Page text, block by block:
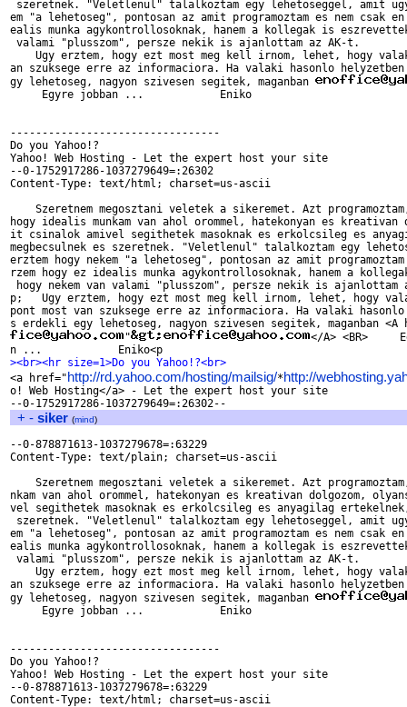
szeretnek. "Veletlenul" talalkoztam egy lehetoseggel, amit
em "a lehetoseg", pontosan az amit programoztam es nem csak
ealis munka agykontrollosoknak, hanem a kollegak is
valami "plusszom", persze nekik is ajanlottam az AK-t.
Ugy erztem, hogy ezt most meg kell irnom, lehet, hogy
an szuksege erre az informaciora. Ha valaki hasonlo
gy lehetoseg, nagyon szivesen segitek, maganban
     Egyre jobban ...            Eniko
---------------------------------
Do you Yahoo!?
Yahoo! Web Hosting - Let the expert host your site
--0-1752917286-1037279649=:26302
Content-Type: text/html; charset=us-ascii
Szeretnem megosztani veletek a sikeremet. Azt
hogy idealis munkam van ahol orommel, hatekonyan es kreativan
it csinalok amivel segithetek masoknak es erkolcsileg es
megbecsulnek es szeretnek. "Veletlenul" talalkoztam egy
erztem hogy nekem "a lehetoseg", pontosan az amit
rzem hogy ez idealis munka agykontrollosoknak, hanem a
hogy nekem van valami "plusszom", persze nekik is ajanlottam
p;   Ugy erztem, hogy ezt most meg kell irnom, lehet, hogy
pont most van szuksege erre az informaciora. Ha valaki
"
</A> <BR>
><br><hr size=1>Do you Yahoo!?<br>
<a href="http://rd.yahoo.com/hosting/mailsig/*http://
o! Web Hosting</a> - Let the expert host your site
+ - siker (mind)
--0-878871613-1037279678=:63229
Content-Type: text/plain; charset=us-ascii
Szeretnem megosztani veletek a sikeremet. Azt
nkam van ahol orommel, hatekonyan es kreativan dolgozom,
vel segithetek masoknak es erkolcsileg es anyagilag ertekelnek,
szeretnek. "Veletlenul" talalkoztam egy lehetoseggel, amit
em "a lehetoseg", pontosan az amit programoztam es nem csak
ealis munka agykontrollosoknak, hanem a kollegak is
valami "plusszom", persze nekik is ajanlottam az AK-t.
Ugy erztem, hogy ezt most meg kell irnom, lehet, hogy
an szuksege erre az informaciora. Ha valaki hasonlo
gy lehetoseg, nagyon szivesen segitek, maganban
     Egyre jobban ...            Eniko
---------------------------------
Do you Yahoo!?
Yahoo! Web Hosting - Let the expert host your site
--0-878871613-1037279678=:63229
Content-Type: text/html; charset=us-ascii